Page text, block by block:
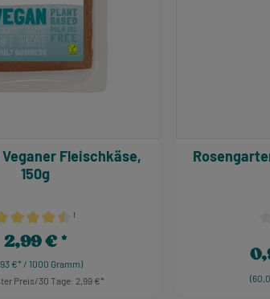
Durchschnittliche Bewertung von 4.41 von 5 Sternen
¹
150g
€* / 1000 Gramm)
Regulärer Preis:
2,99 €
Preis/30 Tage: 2,99 €
Rosengarten Schoko-Oster-